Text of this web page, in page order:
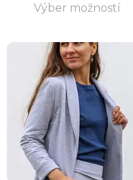
Výber možností